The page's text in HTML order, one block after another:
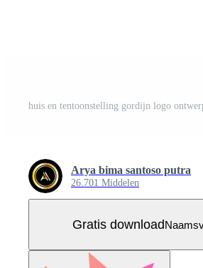
Arya bima santoso putra
26.701 Middelen
Gratis download